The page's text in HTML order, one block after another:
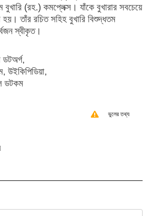
(রহ.) কমপ্লেক্স। যাঁকে বুখারার সবচেয়ে
হয়। তাঁর রচিত সহিহ বুখারি বিশুদ্ধতম
স্বীকৃত।
উইকিপিডিয়া,
ডটকম
ভুলের তথ্য